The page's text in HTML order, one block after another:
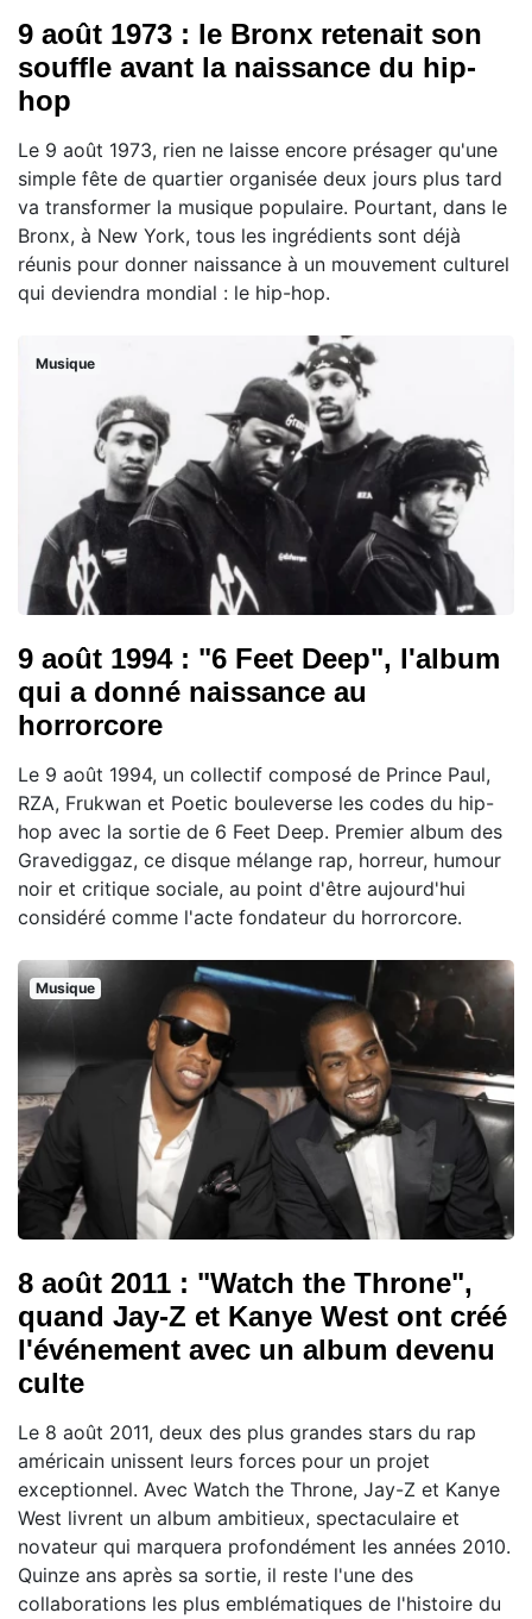
9 août 1973 : le Bronx retenait son
souffle avant la naissance du hip-
hop
Le 9 août 1973, rien ne laisse encore présager qu'une
simple fête de quartier organisée deux jours plus tard
va transformer la musique populaire. Pourtant, dans le
Bronx, à New York, tous les ingrédients sont déjà
réunis pour donner naissance à un mouvement culturel
qui deviendra mondial : le hip-hop.
Musique
9 août 1994 : "6 Feet Deep", l'album
qui a donné naissance au
horrorcore
Le 9 août 1994, un collectif composé de Prince Paul,
RZA, Frukwan et Poetic bouleverse les codes du hip-
hop avec la sortie de 6 Feet Deep. Premier album des
Gravediggaz, ce disque mélange rap, horreur, humour
noir et critique sociale, au point d'être aujourd'hui
considéré comme l'acte fondateur du horrorcore.
Musique
8 août 2011 : "Watch the Throne",
quand Jay-Z et Kanye West ont créé
l'événement avec un album devenu
culte
Le 8 août 2011, deux des plus grandes stars du rap
américain unissent leurs forces pour un projet
exceptionnel. Avec Watch the Throne, Jay-Z et Kanye
West livrent un album ambitieux, spectaculaire et
novateur qui marquera profondément les années 2010.
Quinze ans après sa sortie, il reste l'une des
collaborations les plus emblématiques de l'histoire du